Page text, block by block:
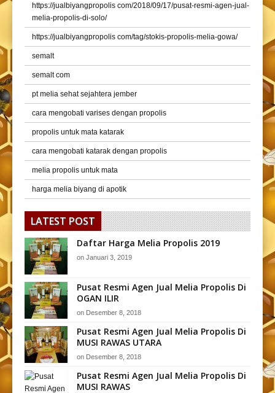
https://jualbiyangpropolis com/2018/09/17/pusat-resmi-agen-jual-
melia-propolis-di-solo/
https://jualbiyangpropolis com/tag/stokis-propolis-melia-gowa/
semalt
semalt com
pt melia sehat sejahtera jember
cara mengobati varises dengan propolis
propolis untuk mata katarak
cara mengobati katarak dengan propolis
melia propolis untuk mata
harga melia biyang di apotik
LATEST POST
Daftar Harga Melia Propolis 2019
on Januari 3, 2019
Pusat Resmi Agen Jual Melia Propolis Di
OGAN ILIR
on Desember 8, 2018
Pusat Resmi Agen Jual Melia Propolis Di
MUSI RAWAS UTARA
on Desember 8, 2018
Pusat Resmi Agen Jual Melia Propolis Di
MUSI RAWAS